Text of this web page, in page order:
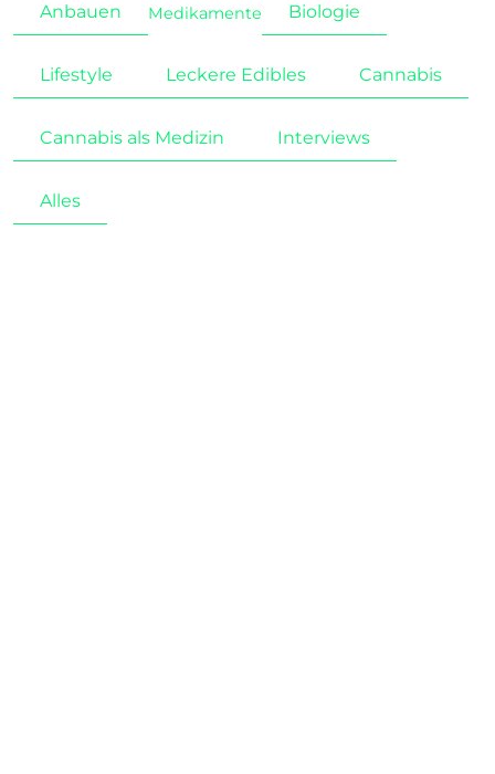
Anbauen Medikamente Biologie
Lifestyle Leckere Edibles Cannabis
Cannabis als Medizin Interviews
Alles